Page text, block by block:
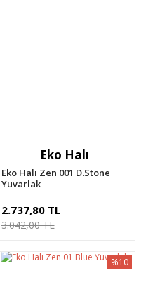
Eko Halı
Eko Halı Zen 001 D.Stone
Yuvarlak
2.737,80 TL
3.042,00 TL
%10